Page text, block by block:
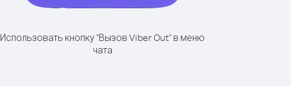
Использовать кнопку "Вызов Viber Out" в меню
чата